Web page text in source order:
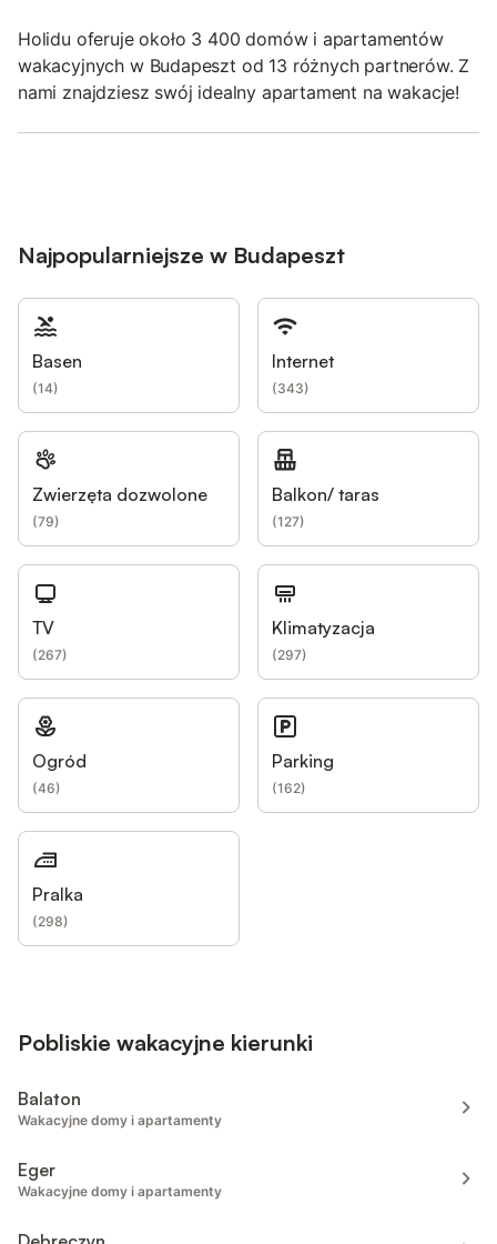
Holidu oferuje około 3 400 domów i apartamentów
wakacyjnych w Budapeszt od 13 różnych partnerów. Z
nami znajdziesz swój idealny apartament na wakacje!
Najpopularniejsze w Budapeszt
Basen
(14)
Internet
(343)
Zwierzęta dozwolone
(79)
Balkon/ taras
(127)
TV
(267)
Klimatyzacja
(297)
Ogród
(46)
Parking
(162)
Pralka
(298)
Pobliskie wakacyjne kierunki
Balaton
Wakacyjne domy i apartamenty
Eger
Wakacyjne domy i apartamenty